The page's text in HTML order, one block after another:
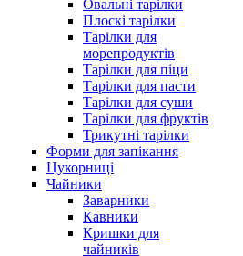
Овальні тарілки
Плоскі тарілки
Тарілки для
морепродуктів
Тарілки для піци
Тарілки для пасти
Тарілки для суши
Тарілки для фруктів
Трикутні тарілки
Форми для запікання
Цукорниці
Чайники
Заварники
Кавники
Кришки для
чайників